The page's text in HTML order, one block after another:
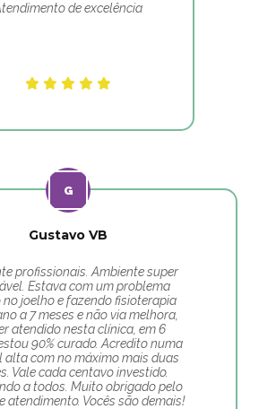
de excelência
Gustavo VB
profissionais. Ambiente super
Estava com um problema
no joelho e fazendo fisioterapia
a 7 meses e não via melhora,
atendido nesta clínica, em 6
90% curado. Acredito numa
alta com no máximo mais duas
Vale cada centavo investido.
a todos. Muito obrigado pelo
atendimento. Vocês são demais!